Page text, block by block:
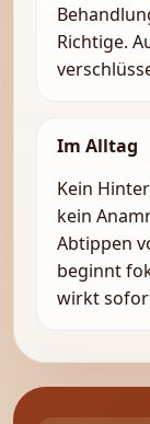
Richtige.
Im Alltag
Kein
kein
Abtippen
beginnt
wirkt